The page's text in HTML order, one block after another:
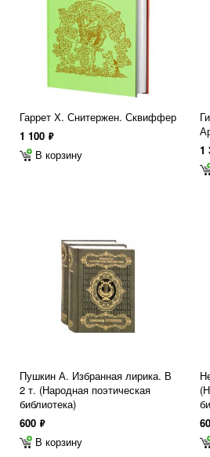
Гаррет Х. Снитержен. Сквиффер
1 100 ф
В корзину
1
Пушкин А. Избранная лирика. В
2 т. (Народная поэтическая
библиотека)
600 ф
В корзину